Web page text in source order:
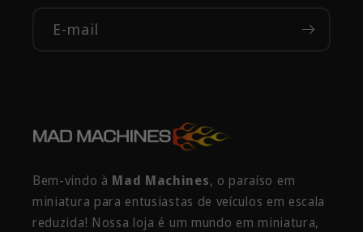
E-mail
Bem-vindo à Mad Machines, o paraíso em
miniatura para entusiastas de veículos em escala
reduzida! Nossa loja é um mundo em miniatura,